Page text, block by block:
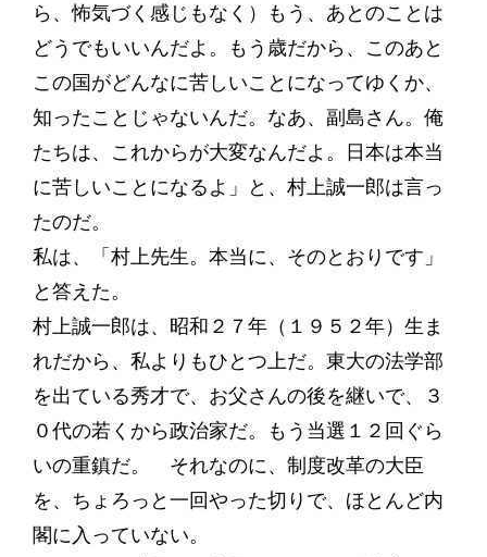
ら、怖気づく感じもなく）もう、あとのことは
どうでもいいんだよ。もう歳だから、このあと
この国がどんなに苦しいことになってゆくか、
知ったことじゃないんだ。なあ、副島さん。俺
たちは、これからが大変なんだよ。日本は本当
に苦しいことになるよ」と、村上誠一郎は言っ
たのだ。
私は、「村上先生。本当に、そのとおりです」
と答えた。
村上誠一郎は、昭和２７年（１９５２年）生ま
れだから、私よりもひとつ上だ。東大の法学部
を出ている秀才で、お父さんの後を継いで、３
０代の若くから政治家だ。もう当選１２回ぐら
いの重鎮だ。 それなのに、制度改革の大臣
を、ちょろっと一回やった切りで、ほとんど内
閣に入っていない。